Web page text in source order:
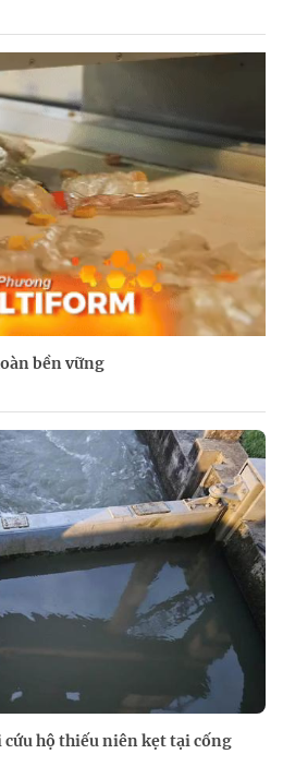
bền vững
hộ thiếu niên kẹt tại cống